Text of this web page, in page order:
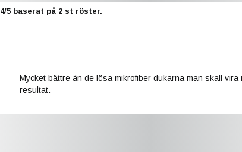
4/5 baserat på 2 st röster.
Mycket bättre än de lösa mikrofiber dukarna man skall
resultat.